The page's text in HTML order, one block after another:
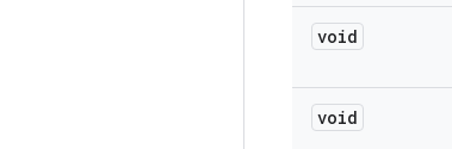
void
void